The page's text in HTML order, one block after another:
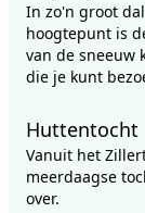
In zo'n groot
hoogtepunt is
van de sneeuw
die je kunt
Huttentocht
Vanuit het
meerdaagse
over.